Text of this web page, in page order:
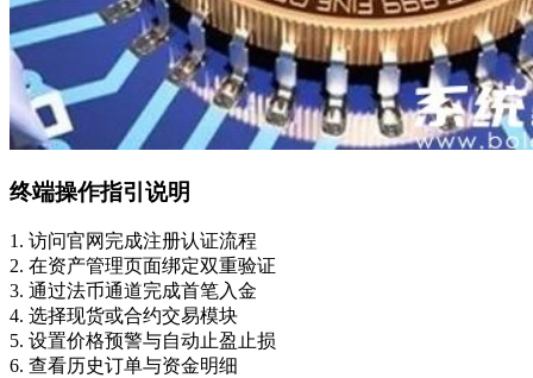
终端操作指引说明
1. 访问官网完成注册认证流程
2. 在资产管理页面绑定双重验证
3. 通过法币通道完成首笔入金
4. 选择现货或合约交易模块
5. 设置价格预警与自动止盈止损
6. 查看历史订单与资金明细